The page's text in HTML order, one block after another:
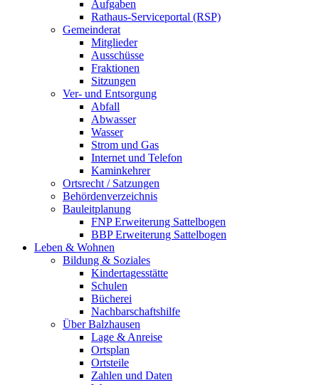
Aufgaben
Rathaus-Serviceportal (RSP)
Gemeinderat
Mitglieder
Ausschüsse
Fraktionen
Sitzungen
Ver- und Entsorgung
Abfall
Abwasser
Wasser
Strom und Gas
Internet und Telefon
Kaminkehrer
Ortsrecht / Satzungen
Behördenverzeichnis
Bauleitplanung
FNP Erweiterung Sattelbogen
BBP Erweiterung Sattelbogen
Leben & Wohnen
Bildung & Soziales
Kindertagesstätte
Schulen
Bücherei
Nachbarschaftshilfe
Über Balzhausen
Lage & Anreise
Ortsplan
Ortsteile
Zahlen und Daten